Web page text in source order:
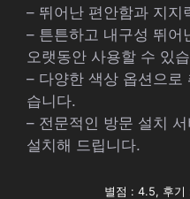
– 뛰어난 편안함과 지지
– 튼튼하고 내구성 뛰어
오랫동안 사용할 수 있
– 다양한 색상 옵션으로
습니다.
– 전문적인 방문 설치
설치해 드립니다.
별점 : 4.5, 후기